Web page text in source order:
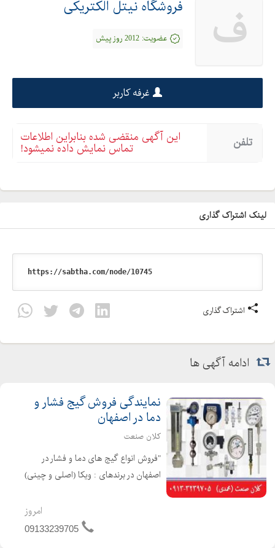
ف فروشگاه نیتل الکتریکی
عضویت: 2012 روز پیش
غرفه کاربر
تلفن این آگهی منقضی شده بنابراین اطلاعات
تماس نمایش داده نمیشود!
لینک اشتراک گذاری
اشتراک گذاری
ادامه آگهی ها
نمایندگی فروش گیج فشار و
دما در اصفهان
کلان صنعت
"فروش انواع گیج های دما و فشار در
اصفهان در برندهای : ویکا (اصلی و چینی)
روغنی و خشک به صورت : تابلویی یا
امروز
09133239705